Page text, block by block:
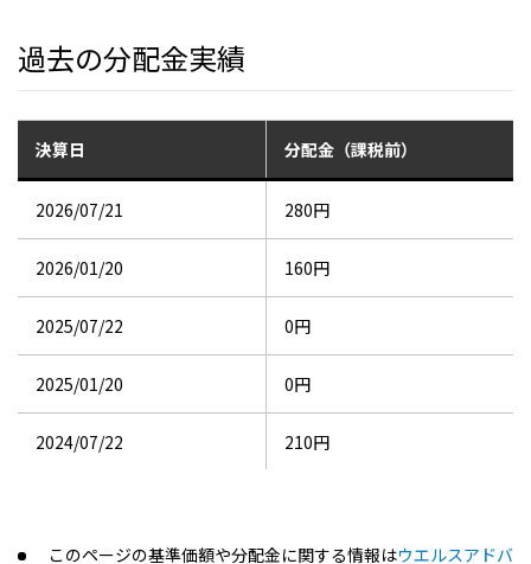
過去の分配金実績
決算日 分配金（課税前）
2026/07/21 280円
2026/01/20 160円
2025/07/22 0円
2025/01/20 0円
2024/07/22 210円
2023/07/20 180円
このページの基準価額や分配金に関する情報はウエルスアドバ